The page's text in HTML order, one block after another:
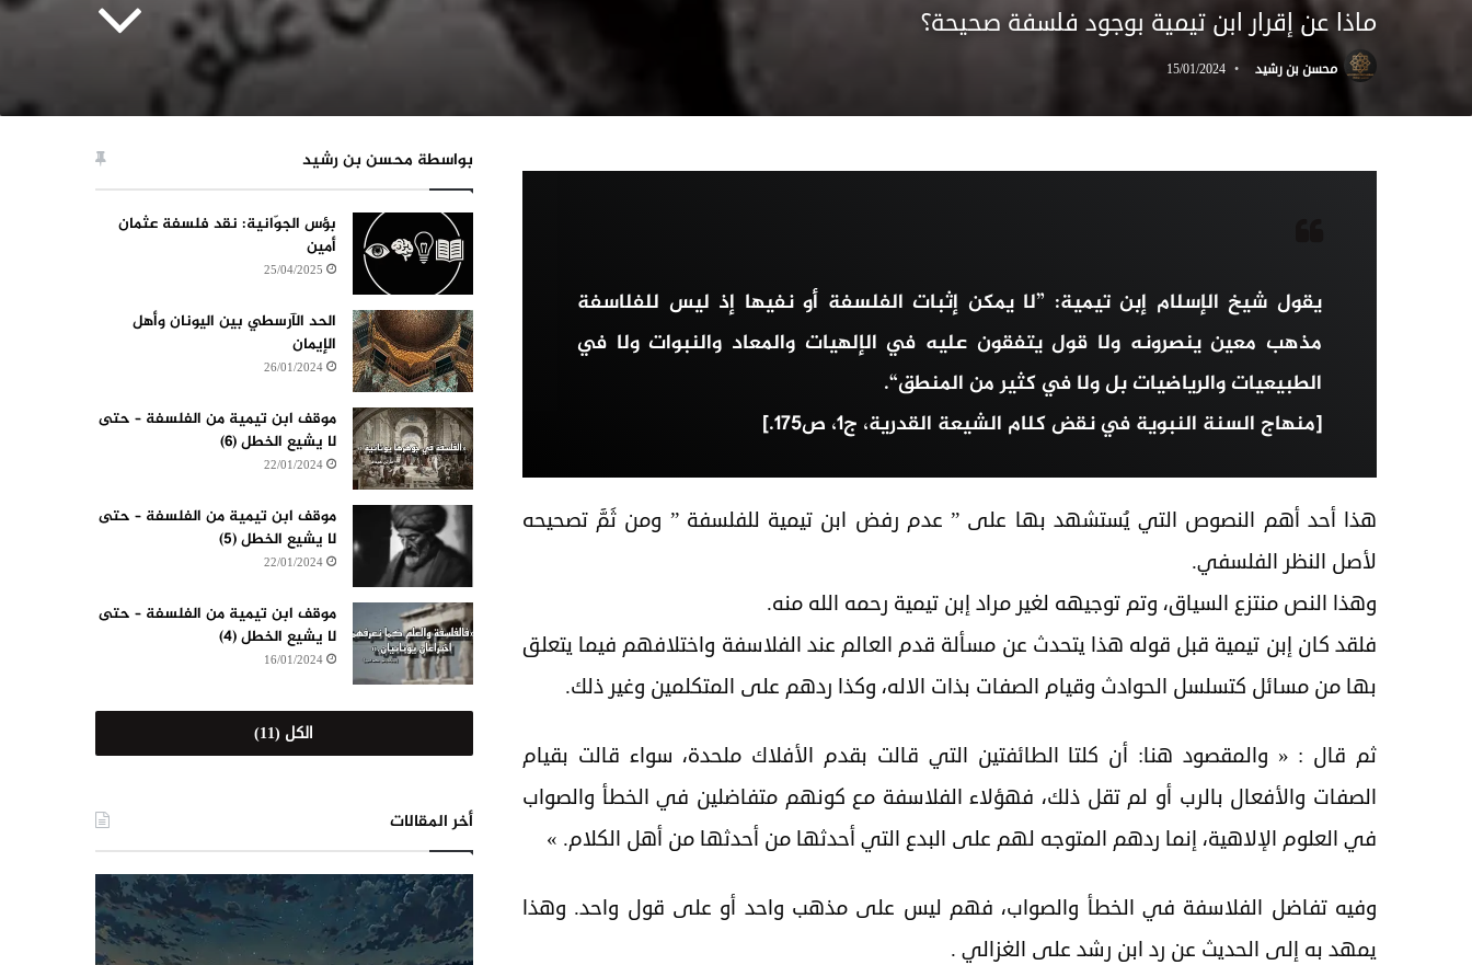
ماذا عن إقرار ابن تيمية بوجود فلسفة صحيحة؟
محسن بن رشيد 15/01/2024
يقول شيخ الإسلام إبن تيمية: ”لا يمكن إثبات الفلسفة أو نفيها إذ ليس للفلاسفة
مذهب معين ينصرونه ولا قول يتفقون عليه في الإلهيات والمعاد والنبوات ولا في
الطبيعيات والرياضيات بل ولا في كثير من المنطق“.
[منهاج السنة النبوية في نقض كلام الشيعة القدرية، ج١، ص١٧٥.]
هذا أحد أهم النصوص التي يُستشهد بها على ” عدم رفض ابن تيمية للفلسفة ” ومن ثَمَّ تصحيحه
لأصل النظر الفلسفي.
وهذا النص منتزع السياق، وتم توجيهه لغير مراد إبن تيمية رحمه الله منه.
فلقد كان إبن تيمية قبل قوله هذا يتحدث عن مسألة قدم العالم عند الفلاسفة واختلافهم فيما يتعلق
بها من مسائل كتسلسل الحوادث وقيام الصفات بذات الاله، وكذا ردهم على المتكلمين وغير ذلك.
ثم قال : « والمقصود هنا: أن كلتا الطائفتين التي قالت بقدم الأفلاك ملحدة، سواء قالت بقيام
الصفات والأفعال بالرب أو لم تقل ذلك، فهؤلاء الفلاسفة مع كونهم متفاضلين في الخطأ والصواب
في العلوم الإلاهية، إنما ردهم المتوجه لهم على البدع التي أحدثها من أحدثها من أهل الكلام. »
وفيه تفاضل الفلاسفة في الخطأ والصواب، فهم ليس على مذهب واحد أو على قول واحد. وهذا
يمهد به إلى الحديث عن رد ابن رشد على الغزالي .
بواسطة محسن بن رشيد
بؤس الجوّانية: نقد فلسفة عثمان
أمين
25/04/2025
الحد الآرسطي بين اليونان وأهل
الإيمان
26/01/2024
موقف ابن تيمية من الفلسفة – حتى
لا يشيع الخطل (6)
22/01/2024
موقف ابن تيمية من الفلسفة – حتى
لا يشيع الخطل (5)
22/01/2024
موقف ابن تيمية من الفلسفة – حتى
لا يشيع الخطل (4)
16/01/2024
الكل (11)
أخر المقالات